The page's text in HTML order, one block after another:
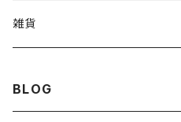
雑貨
BLOG